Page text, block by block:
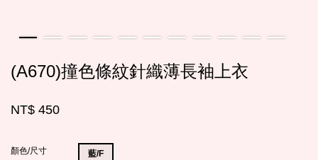
(A670)撞色條紋針織薄長袖上衣
NT$ 450
顏色/尺寸 藍/F